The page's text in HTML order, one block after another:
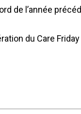
de l’année
du Care